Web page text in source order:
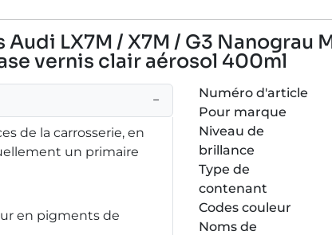
LX7M / X7M / G3 Nanograu
vernis clair aérosol 400ml
−
de la carrosserie, en
un primaire
en pigments de
Numéro d'article
Pour marque
Niveau de
brillance
Type de
contenant
Codes couleur
Noms de